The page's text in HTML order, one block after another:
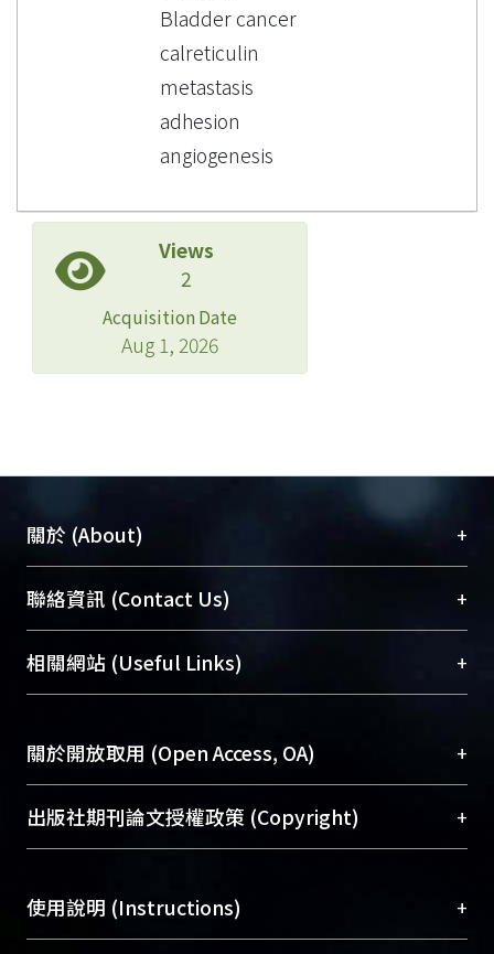
Bladder cancer
calreticulin
metastasis
adhesion
angiogenesis
Views
2
Acquisition Date
Aug 1, 2026
關於 (About) +
臺大位居世界頂尖大學之列，為永久珍藏及向國際
展現本校豐碩的研究成果及學術能量，圖書館整合
機構典藏（NTUR）與學術庫（AH）不同功能平
台，成為臺大學術典藏NTU scholars。期能整合研
成果。
To permanently archive and promote researcher
profiles and scholarly works, Library integrates the
services of “NTU Repository” with “Academic
聯絡資訊 (Contact Us) +
總館學科館員(Main Library)
醫學圖書館學科館員(Medical Library)
Sciences Library)
相關網站 (Useful Links) +
關於開放取用 (Open Access, OA) +
開放取用是從使用者角度提升資訊取用性的社會運
動，應用在學術研究上是透過將研究著作公開供使
用逐年攀升。同時可加速研究發展、提升研究影響
出版社期刊論文授權政策 (Copyright) +
含部分內容的版權非匯入者所有，或由第三方贊
助與合作完成，請確認該版權所有者及第三方同
使用說明 (Instructions) +